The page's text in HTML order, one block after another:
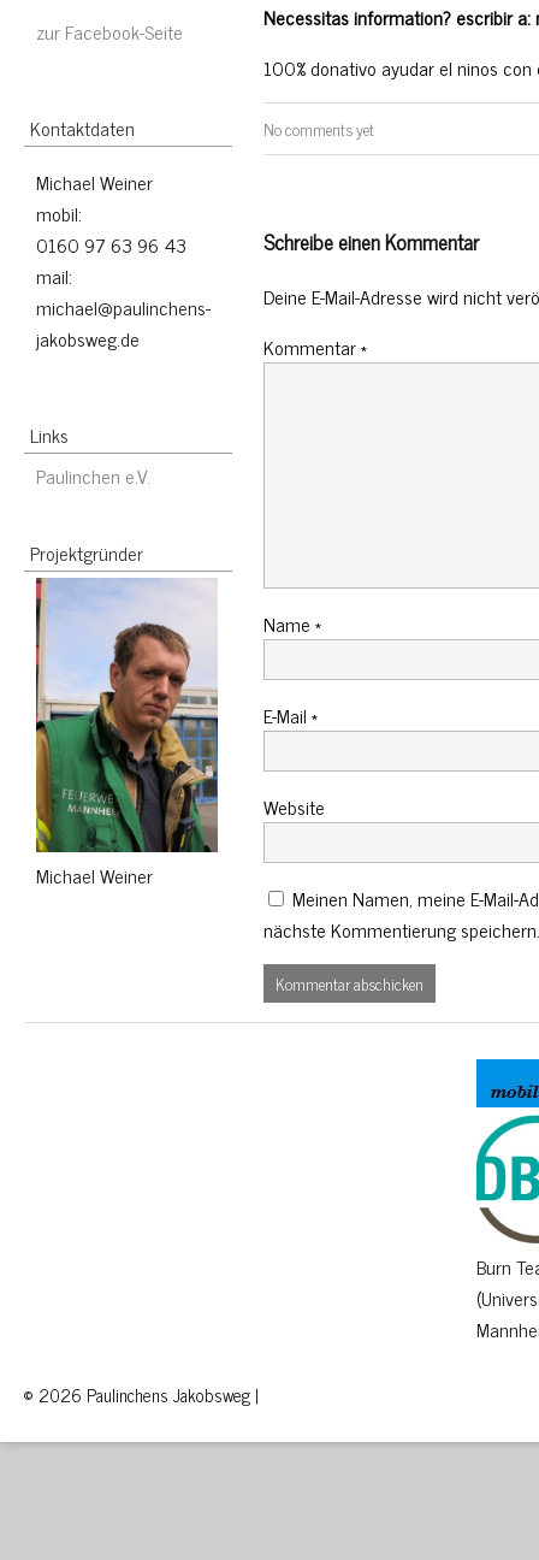
zur Facebook-Seite
Kontaktdaten
Michael Weiner
mobil:
0160 97 63 96 43
mail:
michael@paulinchens-
jakobsweg.de
Links
Paulinchen e.V.
Projektgründer
Michael Weiner
Necessitas information? escribir
100% donativo ayudar el ninos
No comments yet
Schreibe einen Kommentar
Deine E-Mail-Adresse wird nicht
Kommentar*
Name*
E-Mail*
Website
Meinen Namen, meine E-Mail-
nächste Kommentierung speichern.
Burn
© 2026 Paulinchens Jakobsweg |